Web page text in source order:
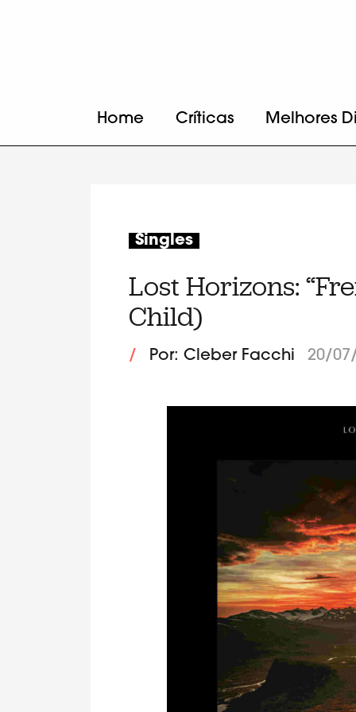
Home Críticas Melhores
Singles
Lost Horizons:
Child)
/ Por: Cleber Facchi 20/